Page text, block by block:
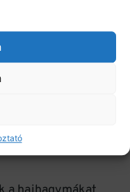
csökkentve a
segíthet
az